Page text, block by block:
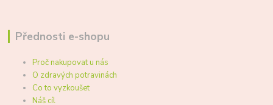
Přednosti e-shopu
Proč nakupovat u nás
O zdravých potravinách
Co to vyzkoušet
Náš cíl